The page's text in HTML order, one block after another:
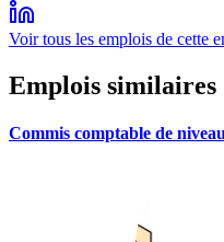
Voir tous les emplois de cette
Emplois similaires
Commis comptable de